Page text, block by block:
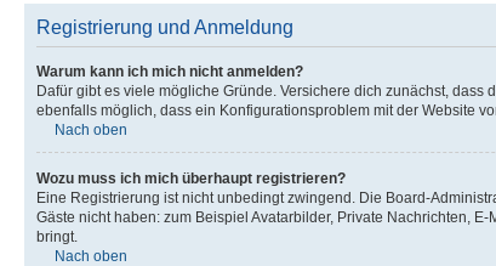
Registrierung und Anmeldung
Warum kann ich mich nicht anmelden?
Dafür gibt es viele mögliche Gründe. Versichere dich zunächst,
ebenfalls möglich, dass ein Konfigurationsproblem mit der Website
Nach oben
Wozu muss ich mich überhaupt registrieren?
Eine Registrierung ist nicht unbedingt zwingend. Die Board-
Gäste nicht haben: zum Beispiel Avatarbilder, Private Nachrichten,
bringt.
Nach oben